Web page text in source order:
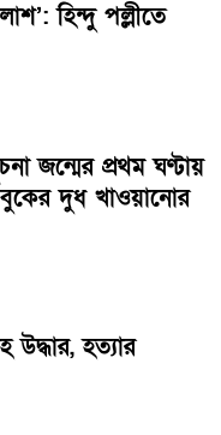
হিন্দু পল্লীতে
জন্মের প্রথম ঘণ্টায়
দুধ খাওয়ানোর
হত্যার